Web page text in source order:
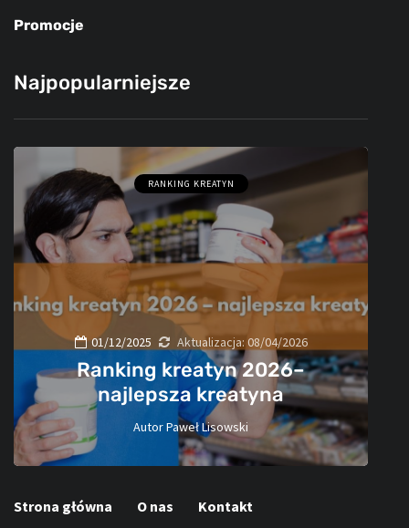
Promocje
Najpopularniejsze
RANKING KREATYN
01/12/2025 Aktualizacja: 08/04/2026
Ranking kreatyn 2026–
najlepsza kreatyna
AutorPaweł Lisowski
60
Strona główna O nas Kontakt